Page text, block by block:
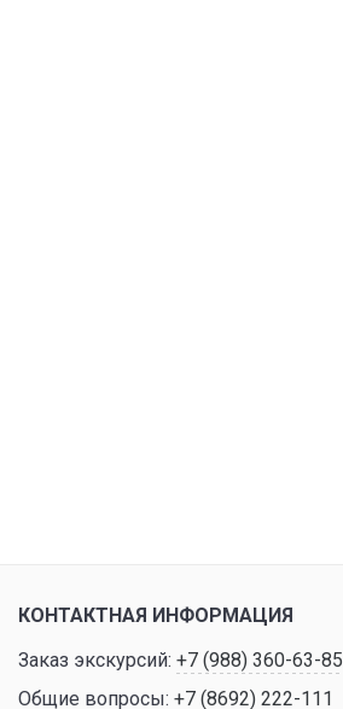
КОНТАКТНАЯ ИНФОРМАЦИЯ
Заказ экскурсий: +7 (988) 360-63-85
Общие вопросы: +7 (8692) 222-111